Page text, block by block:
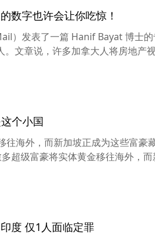
数字也许会让你吃惊！
）发表了一篇 Hanif Bayat 博士
文章说，许多加拿大人将房地产
个小国
往海外，而新加坡正成为这些富豪
超级富豪将实体黄金移往海外，而
度 仅1人面临定罪